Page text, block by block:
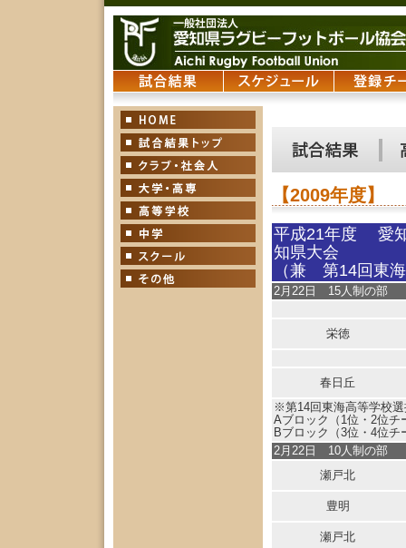
【2009年度】
平成21年度 愛知
知県大会
（兼 第14回東
2月22日 15人制の部
栄徳
春日丘
※第14回東海高等学校
Aブロック（1位・2位チ
Bブロック（3位・4位
2月22日 10人制の部
瀬戸北
豊明
瀬戸北